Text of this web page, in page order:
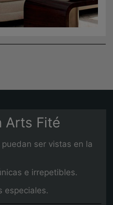
Arts Fité
ser vistas en la
e irrepetibles.
especiales.